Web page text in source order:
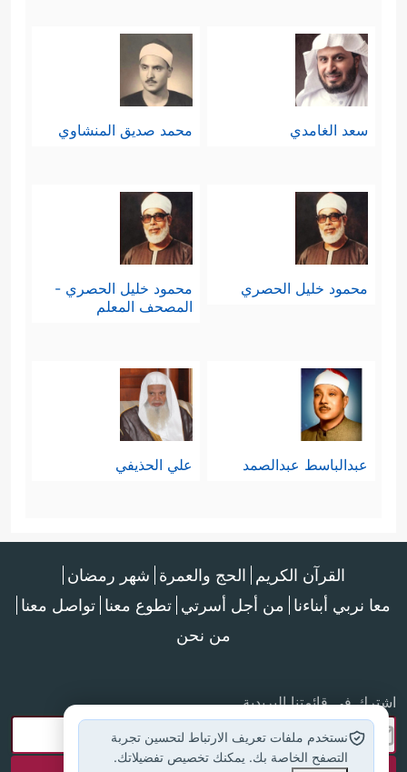
سعد الغامدي محمد صديق المنشاوي
محمود خليل الحصري
محمود خليل الحصري -
المصحف المعلم
عبدالباسط عبدالصمد علي الحذيفي
القرآن الكريم الحج والعمرة شهر رمضان
معا نربي أبناءنا من أجل أسرتي تطوع معنا تواصل معنا
من نحن
اشترك في قائمتنا البريدية
نستخدم ملفات تعريف الارتباط لتحسين تجربة
التصفح الخاصة بك. يمكنك تخصيص تفضيلاتك.